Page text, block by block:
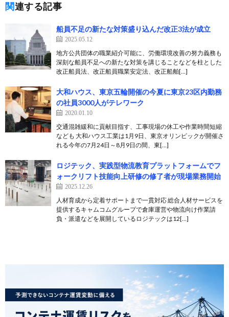
関連する記事
船員不足の新たな対策盛り込んだ改正3法が成立
2025.05.12
地方公共団体の職業紹介可能に、労働環境改善の努力義務も
深刻な船員不足への新たな対策を講じることなどを柱とした
改正船員法、改正船員職業安定法、改正船舶[…]
大和ハウス、東京五輪開催の今夏に東京23区内勤務
の社員3000人がテレワーク
2020.01.10
交通混雑緩和に貢献目指す、工事現場の休工や作業時間短縮
なども 大和ハウス工業は1月9日、東京オリンピックが開催さ
れる今年の7月24日～8月9日の間、東[…]
ロジテック、実践型物流教育プラットフォームでフ
ォークリフト技能向上研修の修了者が現場業務開始
2025.12.26
人材育成から定着サポートまで一貫対応 総合人材サービスを
提供するキャムコムグループで倉庫運営や物流向け作業請
負・派遣などを展開しているロジテックは12[…]